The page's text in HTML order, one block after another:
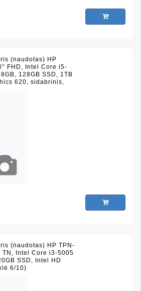
(naudotas) HP
FHD, Intel Core i5-
128GB SSD, 1TB
620, sidabrinis,
(naudotas) HP TPN-
Intel Core i3-5005
SSD, Intel HD
6/10)